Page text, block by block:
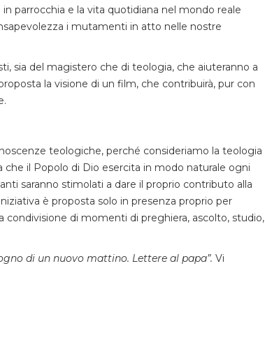
parrocchia e la vita quotidiana nel mondo reale
i mutamenti in atto nelle nostre
sia del magistero che di teologia, che aiuteranno a
la visione di un film, che contribuirà, pur con
teologiche, perché consideriamo la teologia
il Popolo di Dio esercita in modo naturale ogni
saranno stimolati a dare il proprio contributo alla
è proposta solo in presenza proprio per
condivisione di momenti di preghiera, ascolto, studio,
di un nuovo mattino. Lettere al papa”. Vi